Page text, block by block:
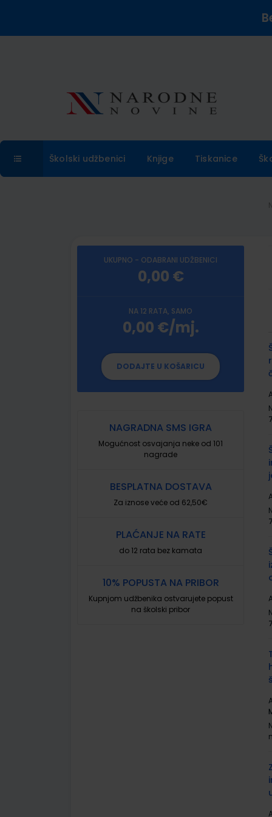
Školski udžbenici Knjige Tiskanice
UKUPNO - ODABRANI UDŽBENICI
0,00 €
NA 12 RATA, SAMO
0,00 €/mj.
DODAJTE U KOŠARICU
NAGRADNA SMS IGRA
Mogućnost osvajanja neke od 101
nagrade
BESPLATNA DOSTAVA
Za iznose veće od 62,50€
PLAĆANJE NA RATE
do 12 rata bez kamata
10% POPUSTA NA PRIBOR
Kupnjom udžbenika ostvarujete popust
na školski pribor